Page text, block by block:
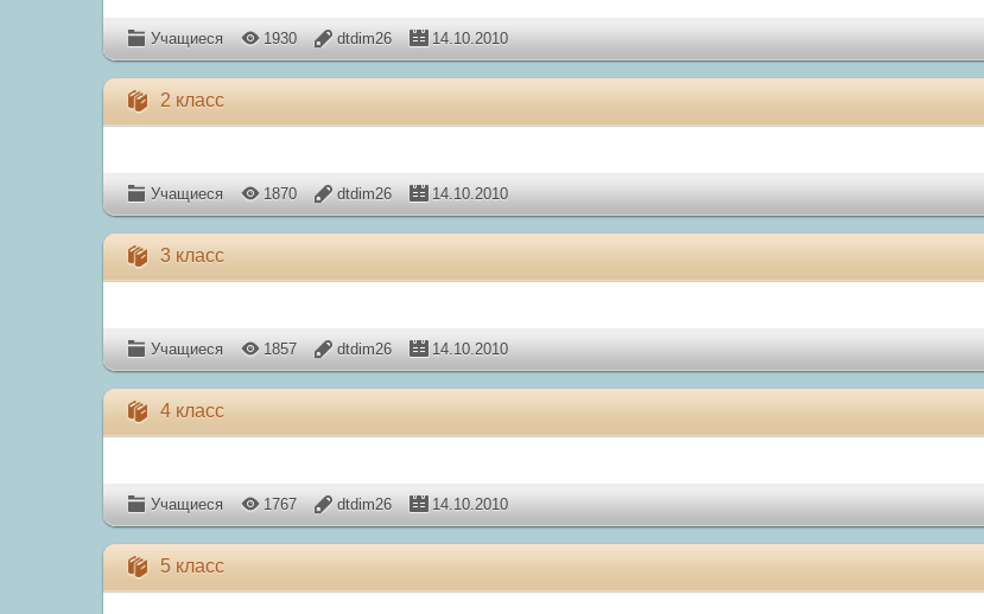
Учащиеся 1930 dtdim26 14.10.2010
2 класс
Учащиеся 1870 dtdim26 14.10.2010
3 класс
Учащиеся 1857 dtdim26 14.10.2010
4 класс
Учащиеся 1767 dtdim26 14.10.2010
5 класс